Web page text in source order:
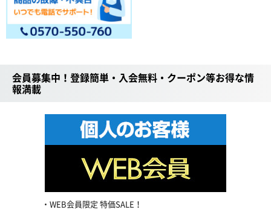
会員募集中！登録簡単・入会無料・クーポン等お得な情
報満載
WEB会員限定 特価SALE！